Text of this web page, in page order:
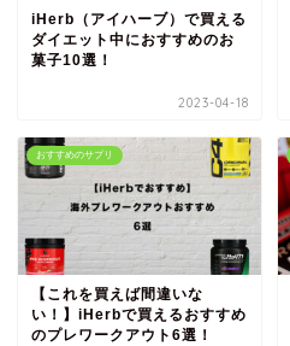
iHerb（アイハーブ）で買える
ダイエット中におすすめのお
菓子10選！
2023-04-18
おすすめのサプリ
【これを買えば間違いな
い！】iHerbで買えるおすすめ
のプレワークアウト6選！